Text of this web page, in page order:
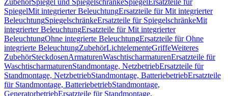
ZubehörSpiegel und SpiegelschränkeSpiegel Ersatzteile für
SpiegelMit integrierter BeleuchtungErsatzteile für Mit integrierter
BeleuchtungSpiegelschränkeErsatzteile für SpiegelschränkeMit
integrierter BeleuchtungErsatzteile für Mit integrierter
BeleuchtungOhne integrierte BeleuchtungErsatzteile für Ohne
integrierte BeleuchtungZubehörLichtelementeGriffeWeiteres
ZubehörSteckdosenArmaturenWaschtischarmaturenErsatzteile für
WaschtischarmaturenStandmontage, NetzbetriebErsatzteile für
Standmontage, NetzbetriebStandmontage, BatteriebetriebErsatzteile
für Standmontage, BatteriebetriebStandmontage,
GeneratorbetriebErsatzteile für Standmontage,